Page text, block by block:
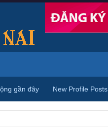
gần đây New Profile Posts